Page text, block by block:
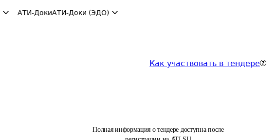
АТИ-ДокиАТИ-Доки (ЭДО)
Как участвовать в тендере
Полная информация о тендере доступна после